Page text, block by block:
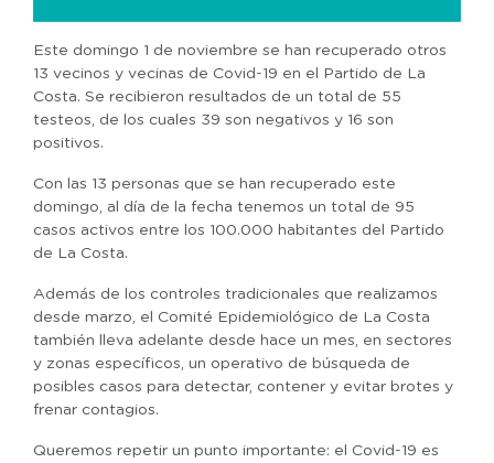
Este domingo 1 de noviembre se han recuperado otros
13 vecinos y vecinas de Covid-19 en el Partido de La
Costa. Se recibieron resultados de un total de 55
testeos, de los cuales 39 son negativos y 16 son
positivos.
Con las 13 personas que se han recuperado este
domingo, al día de la fecha tenemos un total de 95
casos activos entre los 100.000 habitantes del Partido
de La Costa.
Además de los controles tradicionales que realizamos
desde marzo, el Comité Epidemiológico de La Costa
también lleva adelante desde hace un mes, en sectores
y zonas específicos, un operativo de búsqueda de
posibles casos para detectar, contener y evitar brotes y
frenar contagios.
Queremos repetir un punto importante: el Covid-19 es